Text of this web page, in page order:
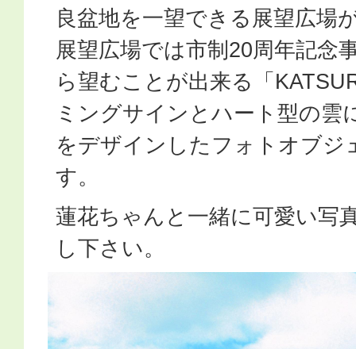
良盆地を一望できる展望広場
展望広場では市制20周年記念
ら望むことが出来る「
ミングサインとハート型の雲
をデザインしたフォトオブジ
す。
蓮花ちゃんと一緒に可愛い写
し下さい。